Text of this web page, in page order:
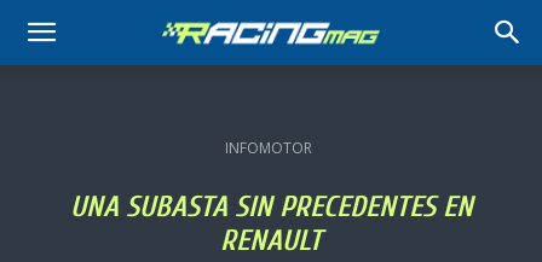
RACING
INFOMOTOR
UNA SUBASTA SIN PRECEDENTES EN
RENAULT